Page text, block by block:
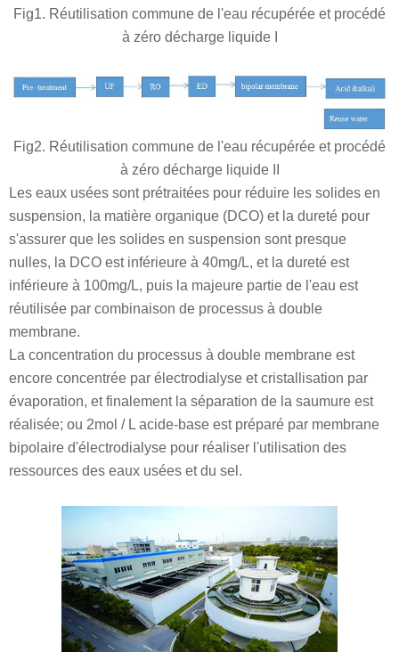
Fig1. Réutilisation commune de l'eau récupérée et procédé
à zéro décharge liquide I
Fig2. Réutilisation commune de l'eau récupérée et procédé
à zéro décharge liquide II
Les eaux usées sont prétraitées pour réduire les solides en
suspension, la matière organique (DCO) et la dureté pour
s'assurer que les solides en suspension sont presque
nulles, la DCO est inférieure à 40mg/L, et la dureté est
inférieure à 100mg/L, puis la majeure partie de l'eau est
réutilisée par combinaison de processus à double
membrane.
La concentration du processus à double membrane est
encore concentrée par électrodialyse et cristallisation par
évaporation, et finalement la séparation de la saumure est
réalisée; ou 2mol / L acide-base est préparé par membrane
bipolaire d'électrodialyse pour réaliser l'utilisation des
ressources des eaux usées et du sel.